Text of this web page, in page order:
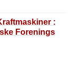
:
Forenings